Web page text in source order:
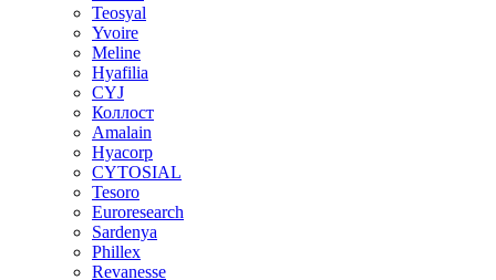
Teosyal
Yvoire
Meline
Hyafilia
CYJ
Коллост
Amalain
Hyacorp
CYTOSIAL
Tesoro
Euroresearch
Sardenya
Phillex
Revanesse